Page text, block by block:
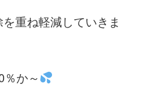
重ね軽減していきま
か～